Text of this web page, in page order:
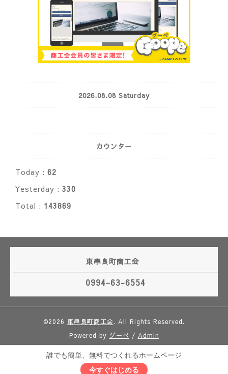
2026.08.08 Saturday
カウンター
Today : 62
Yesterday : 330
Total : 143869
東串良町商工会
0994-63-6554
©2026 東串良町商工会. All Rights Reserved.
Powered by グーペ / Admin
誰でも簡単、無料でつくれるホームページ
今すぐはじめる